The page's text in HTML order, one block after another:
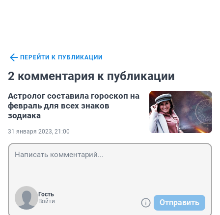
ПЕРЕЙТИ К ПУБЛИКАЦИИ
2 комментария к публикации
Астролог составила гороскоп на
февраль для всех знаков
зодиака
31 января 2023, 21:00
Гость
Войти
Отправить